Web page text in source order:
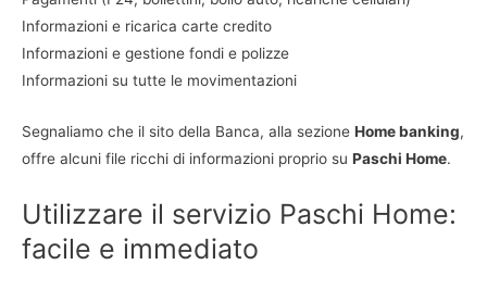
Informazioni e ricarica carte credito
Informazioni e gestione fondi e polizze
Informazioni su tutte le movimentazioni
Segnaliamo che il sito della Banca, alla sezione Home banking,
offre alcuni file ricchi di informazioni proprio su Paschi Home.
Utilizzare il servizio Paschi Home:
facile e immediato